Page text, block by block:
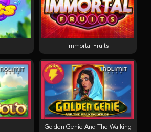
Golden Genie And The Walking
Immortal Fruits